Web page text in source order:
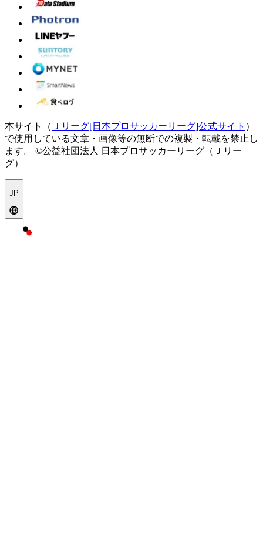
本サイト（ Ｊリーグ[日本プロサッカーリーグ]公式サイト ）
で使用している文章・画像等の無断での複製・転載を禁止し
ます。
©公益社団法人 日本プロサッカーリーグ（Ｊリー
グ）
JP